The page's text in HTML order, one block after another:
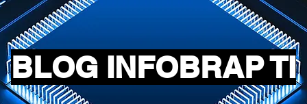
BLOG INFOBRAP TI